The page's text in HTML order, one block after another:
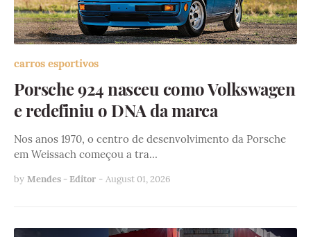
carros esportivos
Porsche 924 nasceu como Volkswagen
e redefiniu o DNA da marca
Nos anos 1970, o centro de desenvolvimento da Porsche
em Weissach começou a tra…
by Mendes - Editor - August 01, 2026